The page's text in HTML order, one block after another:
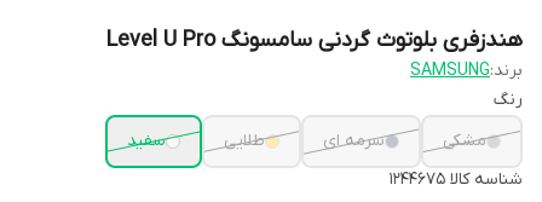
هندزفری بلوتوث گردنی سامسونگ Level U Pro
برند:SAMSUNG
رنگ
مشکی
سرمه ای طلایی
سفید
شناسه کالا 1244675